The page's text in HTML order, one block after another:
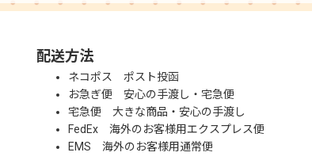
配送方法
ネコポス ポスト投函
お急ぎ便 安心の手渡し・宅急便
宅急便 大きな商品・安心の手渡し
FedEx 海外のお客様用エクスプレス便
EMS 海外のお客様用通常便